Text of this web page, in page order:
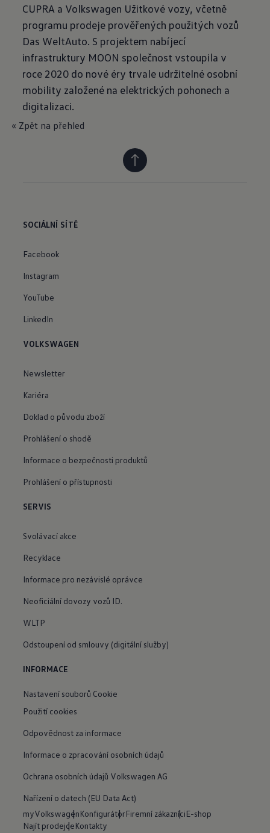
CUPRA a Volkswagen Užitkové vozy, včetně
programu prodeje prověřených použitých vozů
Das WeltAuto. S projektem nabíjecí
infrastruktury MOON společnost vstoupila v
roce 2020 do nové éry trvale udržitelné osobní
mobility založené na elektrických pohonech a
digitalizaci.
« Zpět na přehled
SOCIÁLNÍ SÍTĚ
Facebook
Instagram
YouTube
LinkedIn
VOLKSWAGEN
Newsletter
Kariéra
Doklad o původu zboží
Prohlášení o shodě
Informace o bezpečnosti produktů
Prohlášení o přístupnosti
SERVIS
Svolávací akce
Recyklace
Informace pro nezávislé oprávce
Neoficiální dovozy vozů ID.
WLTP
Odstoupení od smlouvy (digitální služby)
INFORMACE
Nastavení souborů Cookie
Použití cookies
Odpovědnost za informace
Informace o zpracování osobních údajů
Ochrana osobních údajů Volkswagen AG
Nařízení o datech (EU Data Act)
myVolkswagenKonfigurátorFiremní zákazníciE-shop
Najít prodejceKontakty